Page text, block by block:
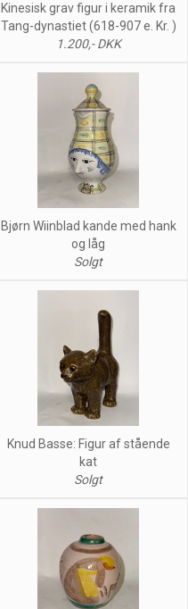
Kinesisk grav figur i keramik fra
Tang-dynastiet (618-907 e. Kr. )
1.200,- DKK
Bjørn Wiinblad kande med hank
og låg
Solgt
Knud Basse: Figur af stående
kat
Solgt